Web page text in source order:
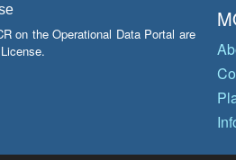
on the Operational Data Portal are